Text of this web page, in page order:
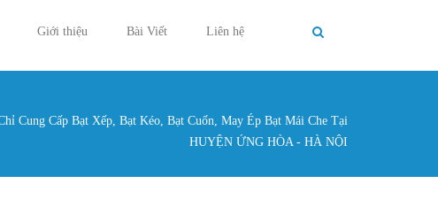
Giới thiệu Bài Viết Liên hệ
Cung Cấp Bạt Xếp, Bạt Kéo, Bạt Cuốn, May Ép Bạt Mái Che Tại
HUYỆN ỨNG HÒA - HÀ NỘI